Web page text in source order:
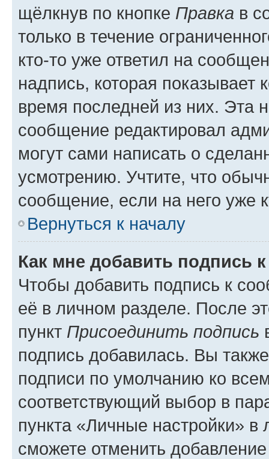
щёлкнув по кнопке Правка в
только в течение
кто-то уже ответил на
надпись, которая показывает
время последней из них. Эта
сообщение редактировал
могут сами написать о
усмотрению. Учтите, что
сообщение, если на него уже
Вернуться к началу
Как мне добавить подпись
Чтобы добавить подпись к
её в личном разделе. После
пункт Присоединить подпись
подпись добавилась. Вы
подписи по умолчанию ко
соответствующий выбор в
пункта «Личные настройки»
сможете отменить